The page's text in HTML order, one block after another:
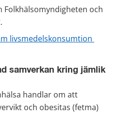
och
livsmedelskonsumtion
samverkan kring jämlik
handlar om att
och obesitas (fetma)